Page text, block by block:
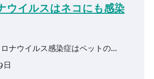
ウイルスはネコにも感染
ナウイルス感染症はペットの…
日